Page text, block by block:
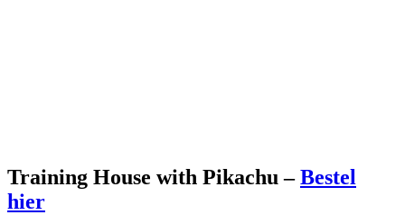
Training House with Pikachu –Bestel
hier